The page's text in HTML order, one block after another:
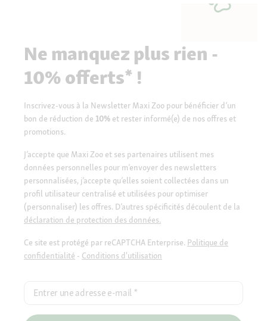
Ne manquez plus rien -
10% offerts* !
Inscrivez-vous à la Newsletter Maxi Zoo pour bénéficier d’un
bon de réduction de 10% et rester informé(e) de nos offres et
promotions.
J’accepte que Maxi Zoo et ses partenaires utilisent mes
données personnelles pour m’envoyer des newsletters
personnalisées, j’accepte qu’elles soient collectées dans un
profil utilisateur centralisé et utilisées pour optimiser
(personnaliser) les offres. D’autres spécificités découlent de la
déclaration de protection des données.
Ce site est protégé par reCAPTCHA Enterprise. Politique de
confidentialité - Conditions d'utilisation
Entrer une adresse e-mail *